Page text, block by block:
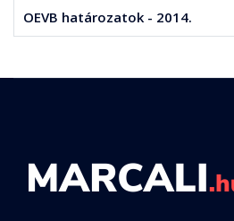
OEVB határozatok - 2014.